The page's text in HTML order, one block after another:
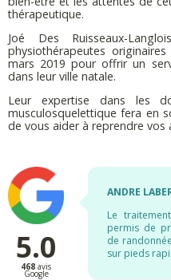
thérapeutique.
Joé Des Ruisseaux-
physiothérapeutes
mars 2019 pour offrir un
dans leur ville natale.
Leur expertise dans les
musculosquelettique fera en
de vous aider à reprendre
5.0
468 avis
Google
ANDRE
Le
permis de
de
sur pieds